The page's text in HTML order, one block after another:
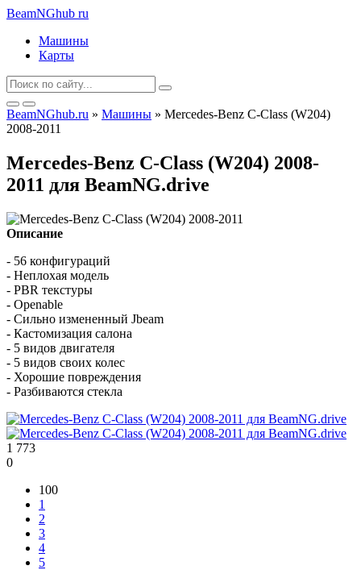
BeamNGhub ru
Машины
Карты
BeamNGhub.ru » Машины » Mercedes-Benz C-Class (W204)
2008-2011
Mercedes-Benz C-Class (W204) 2008-
2011 для BeamNG.drive
Описание
- 56 конфигураций
- Неплохая модель
- PBR текстуры
- Openable
- Сильно измененный Jbeam
- Кастомизация салона
- 5 видов двигателя
- 5 видов своих колес
- Хорошие повреждения
- Разбиваются стекла
1 773
0
100
1
2
3
4
5